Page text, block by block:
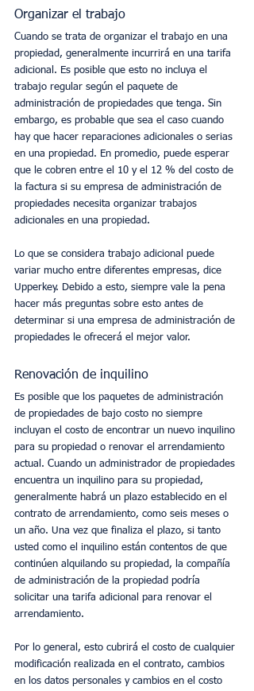
Organizar el trabajo
Cuando se trata de organizar el trabajo en una
propiedad, generalmente incurrirá en una tarifa
adicional. Es posible que esto no incluya el
trabajo regular según el paquete de
administración de propiedades que tenga. Sin
embargo, es probable que sea el caso cuando
hay que hacer reparaciones adicionales o serias
en una propiedad. En promedio, puede esperar
que le cobren entre el 10 y el 12 % del costo de
la factura si su empresa de administración de
propiedades necesita organizar trabajos
adicionales en una propiedad.
Lo que se considera trabajo adicional puede
variar mucho entre diferentes empresas, dice
Upperkey. Debido a esto, siempre vale la pena
hacer más preguntas sobre esto antes de
determinar si una empresa de administración de
propiedades le ofrecerá el mejor valor.
Renovación de inquilino
Es posible que los paquetes de administración
de propiedades de bajo costo no siempre
incluyan el costo de encontrar un nuevo inquilino
para su propiedad o renovar el arrendamiento
actual. Cuando un administrador de propiedades
encuentra un inquilino para su propiedad,
generalmente habrá un plazo establecido en el
contrato de arrendamiento, como seis meses o
un año. Una vez que finaliza el plazo, si tanto
usted como el inquilino están contentos de que
continúen alquilando su propiedad, la compañía
de administración de la propiedad podría
solicitar una tarifa adicional para renovar el
arrendamiento.
Por lo general, esto cubrirá el costo de cualquier
modificación realizada en el contrato, cambios
en los datos personales y cambios en el costo